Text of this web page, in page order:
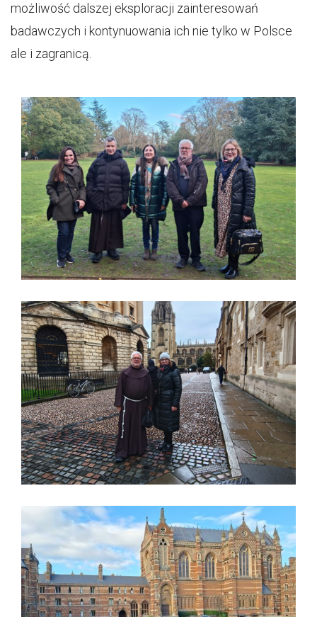
możliwość dalszej eksploracji zainteresowań
badawczych i kontynuowania ich nie tylko w Polsce
ale i zagranicą.